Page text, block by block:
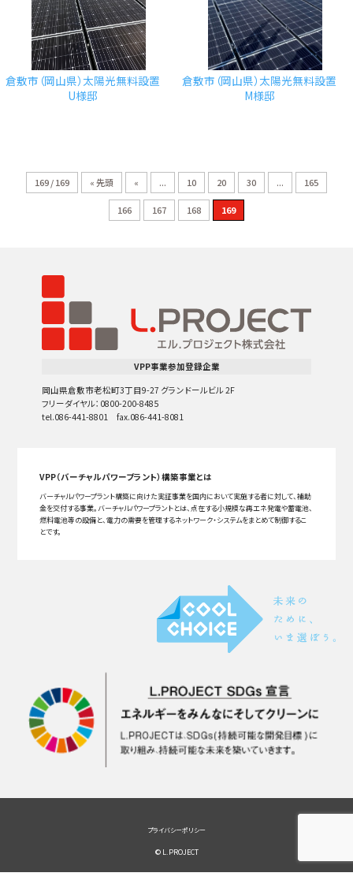
倉敷市（岡山県）太陽光無料設置
U様邸
倉敷市（岡山県）太陽光無料設置
M様邸
169 / 169 « 先頭 « ... 10 20 30 ... 165
166 167 168 169
VPP事業参加登録企業
岡山県倉敷市老松町3丁目9-27 グランドールビル 2F
フリーダイヤル：0800-200-8485
tel.086-441-8801 fax.086-441-8081
VPP（バーチャルパワープラント）構築事業とは
バーチャルパワープラント構築に向けた実証事業を国内において実施する者に対して、補助
金を交付する事業。バーチャルパワープラントとは、点在する小規模な再エネ発電や蓄電池、
燃料電池等の設備と、電力の需要を管理するネットワーク・システムをまとめて制御するこ
とです。
プライバシーポリシー
© L.PROJECT